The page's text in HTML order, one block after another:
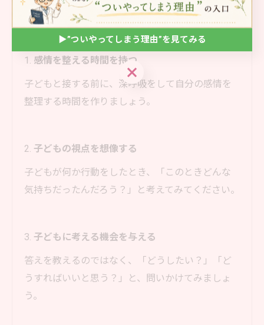
今日から試せる3つのステップ
1. 感情を整える時間を持つ
子どもと接する前に、深呼吸をして自分の感情を
整理する時間を作りましょう。
2. 子どもの視点を想像する
子どもが何か行動をしたとき、「このときどんな
気持ちだったんだろう？」と考えてみてください。
3. 子どもに考える機会を与える
答えを教えるのではなく、「どうしたい？」「ど
うすればいいと思う？」と、問いかけてみましょ
う。
▶︎”ついやってしまう理由”を見てみる
▶︎”ついやってしまう理由”を見てみる